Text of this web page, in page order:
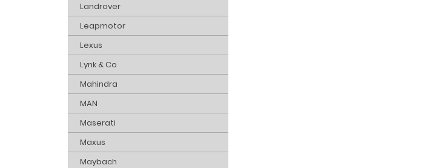
Landrover
Leapmotor
Lexus
Lynk & Co
Mahindra
MAN
Maserati
Maxus
Maybach